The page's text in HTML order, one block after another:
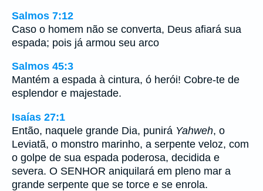
Salmos 7:12
Caso o homem não se converta, Deus afiará sua
espada; pois já armou seu arco
Salmos 45:3
Mantém a espada à cintura, ó herói! Cobre-te de
esplendor e majestade.
Isaías 27:1
Então, naquele grande Dia, punirá Yahweh, o
Leviatã, o monstro marinho, a serpente veloz, com
o golpe de sua espada poderosa, decidida e
severa. O SENHOR aniquilará em pleno mar a
grande serpente que se torce e se enrola.